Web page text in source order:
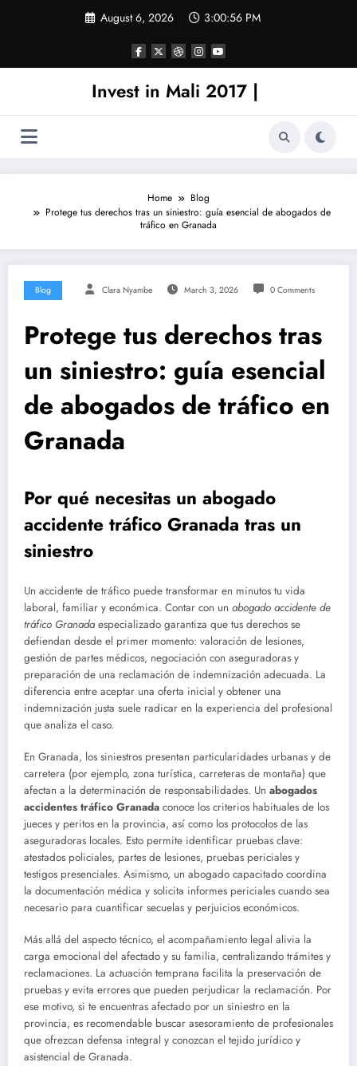
August 6, 2026 3:00:56 PM
Invest in Mali 2017 |
Home
Blog
Protege tus derechos tras un siniestro: guía esencial de abogados de
tráfico en Granada
Blog Clara Nyambe March 3, 2026 0 Comments
Protege tus derechos tras
un siniestro: guía esencial
de abogados de tráfico en
Granada
Por qué necesitas un abogado
accidente tráfico Granada tras un
siniestro
Un accidente de tráfico puede transformar en minutos tu vida
laboral, familiar y económica. Contar con un abogado accidente de
tráfico Granadaespecializado garantiza que tus derechos se
defiendan desde el primer momento: valoración de lesiones,
gestión de partes médicos, negociación con aseguradoras y
preparación de una reclamación de indemnización adecuada. La
diferencia entre aceptar una oferta inicial y obtener una
indemnización justa suele radicar en la experiencia del profesional
que analiza el caso.
En Granada, los siniestros presentan particularidades urbanas y de
carretera (por ejemplo, zona turística, carreteras de montaña) que
afectan a la determinación de responsabilidades. Un abogados
accidentes tráfico Granada conoce los criterios habituales de los
jueces y peritos en la provincia, así como los protocolos de las
aseguradoras locales. Esto permite identificar pruebas clave:
atestados policiales, partes de lesiones, pruebas periciales y
testigos presenciales. Asimismo, un abogado capacitado coordina
la documentación médica y solicita informes periciales cuando sea
necesario para cuantificar secuelas y perjuicios económicos.
Más allá del aspecto técnico, el acompañamiento legal alivia la
carga emocional del afectado y su familia, centralizando trámites y
reclamaciones. La actuación temprana facilita la preservación de
pruebas y evita errores que pueden perjudicar la reclamación. Por
ese motivo, si te encuentras afectado por un siniestro en la
provincia, es recomendable buscar asesoramiento de profesionales
que ofrezcan defensa integral y conozcan el tejido jurídico y
asistencial de Granada.